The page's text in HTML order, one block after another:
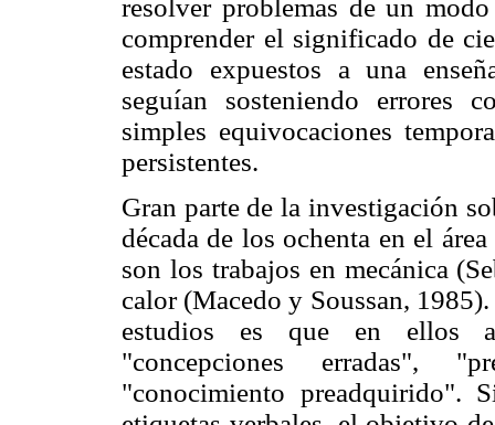
resolver problemas de un
comprender el significado de
estado expuestos a una
seguían sosteniendo errores
simples equivocaciones
persistentes.
Gran parte de la investigación
década de los ochenta en el
son los trabajos en mecánica
calor (Macedo y Soussan,
estudios es que en ellos
"concepciones erradas",
"conocimiento preadquirido".